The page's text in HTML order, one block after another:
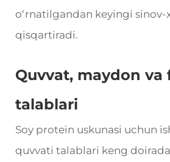
o‘rnatilgandan keyingi
qisqartiradi.
Quvvat, maydon va
talablari
Soy protein uskunasi uchun
quvvati talablari keng